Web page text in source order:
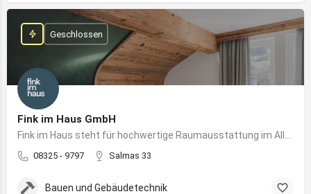
Fink im Haus GmbH
08325 - 9797 Salmas 33
Geschlossen
Bauen und Gebäudetechnik